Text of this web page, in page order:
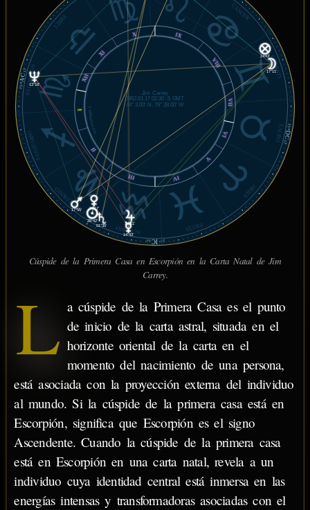
© MiSabueso.com
15°
AC
12'
15°
DC
12'
27°
IC
03'
ARIES
TAURO
GÉMINIS
CÁNCER
LIBRA
ESCORPIÓN
SAGITARIO
CAPRICORNIO
ACUARIO PISCIS
X
XI
XII
I
II
III IV
V
VI
VII
VIII
IX
26°42'
17°11'
14°43'
24°17'
17°55'
14°11'
01°35'
13°16'
24°43'
Jim Carrey
1962.01.17 02:30 -5 GMT
44° 3.00' N, 79° 28.00' W
Cúspide de la Primera Casa en Escorpión en la Carta Natal de Jim
Carrey.
L a cúspide de la Primera Casa es el punto
de inicio de la carta astral, situada en el
horizonte oriental de la carta en el
momento del nacimiento de una persona,
está asociada con la proyección externa del individuo
al mundo. Si la cúspide de la primera casa está en
Escorpión, significa que Escorpión es el signo
Ascendente. Cuando la cúspide de la primera casa
está en Escorpión en una carta natal, revela a un
individuo cuya identidad central está inmersa en las
energías intensas y transformadoras asociadas con el